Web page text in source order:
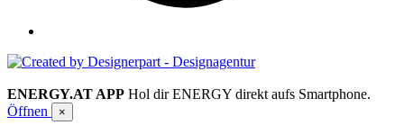
ENERGY.AT APP Hol dir ENERGY direkt aufs Smartphone.
Öffnen
×